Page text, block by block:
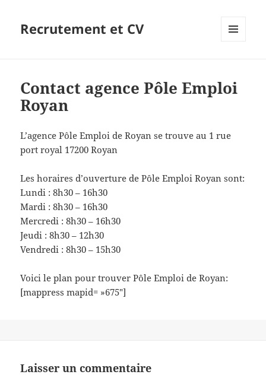
Recrutement et CV
Contact agence Pôle Emploi
Royan
L’agence Pôle Emploi de Royan se trouve au 1 rue
port royal 17200 Royan
Les horaires d’ouverture de Pôle Emploi Royan sont:
Lundi : 8h30 – 16h30
Mardi : 8h30 – 16h30
Mercredi : 8h30 – 16h30
Jeudi : 8h30 – 12h30
Vendredi : 8h30 – 15h30
Voici le plan pour trouver Pôle Emploi de Royan:
[mappress mapid= »675″]
Laisser un commentaire